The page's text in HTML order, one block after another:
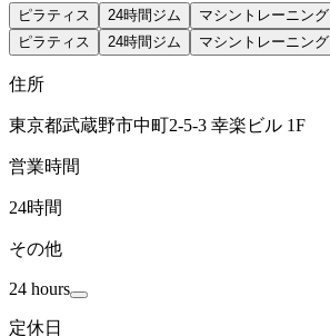
ピラティス 24時間ジム マシントレーニング
ピラティス
24時間ジム マシントレーニング
住所
東京都武蔵野市中町2-5-3 幸楽ビル 1F
営業時間
24時間
その他
24 hours
定休日